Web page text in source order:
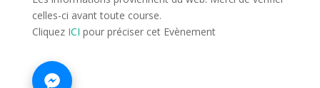
celles-ci avant toute course.
Cliquez ICI pour préciser cet Evènement